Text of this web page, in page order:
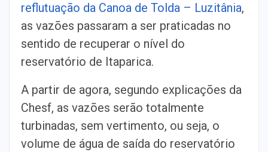
reflutuação da Canoa de Tolda – Luzitânia,
as vazões passaram a ser praticadas no
sentido de recuperar o nível do
reservatório de Itaparica.
A partir de agora, segundo explicações da
Chesf, as vazões serão totalmente
turbinadas, sem vertimento, ou seja, o
volume de água de saída do reservatório